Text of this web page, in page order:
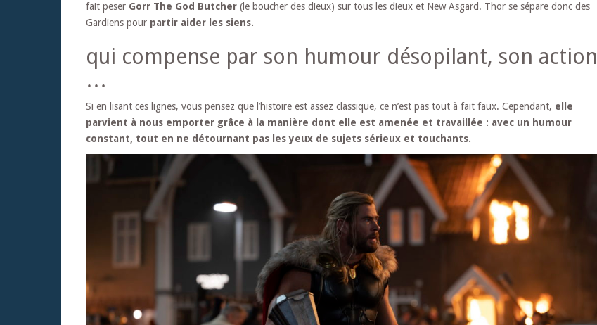
fait peser Gorr The God Butcher (le boucher des dieux) sur tous les dieux et New Asgard. Thor se sépare donc des
Gardiens pour partir aider les siens.
qui compense par son humour désopilant, son action
…
Si en lisant ces lignes, vous pensez que l’histoire est assez classique, ce n’est pas tout à fait faux. Cependant, elle
parvient à nous emporter grâce à la manière dont elle est amenée et travaillée : avec un humour
constant, tout en ne détournant pas les yeux de sujets sérieux et touchants.